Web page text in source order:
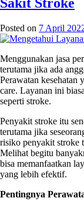
Posted on 7 April
Menggunakan jasa
terutama jika ada
Perawatan kesehatan
care. Layanan ini
seperti stroke.
Penyakit stroke itu
terutama jika
risiko penyakit stroke
Melihat begitu
bisa memanfaatkan
yang lebih efektif.
Pentingnya